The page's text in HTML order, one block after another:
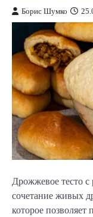
Борис Шумко
Дрожжевое тесто
сочетание живых
которое